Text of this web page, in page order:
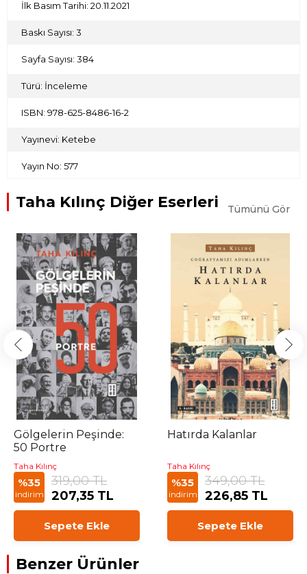
yetinmek durumunda kaldık. Belki onlar, bizim
tecrübelerimizden de çıkaracakları derslerle, kendi
tedbirleri almayı başarırlar.
Tarihi okumaktan ve yazmaktan murat, zaten başka nedir
İlk Basım Tarihi: 20.11.2021
Baskı Sayısı: 3
Sayfa Sayısı: 384
Türü: İnceleme
ISBN: 978-625-8486-16-2
Yayınevi: Ketebe
Yayın No: 577
Taha Kılınç Diğer Eserleri Tümünü Gör
Gölgelerin Peşinde:
50 Portre
Taha Kılınç
%35
indirim
319,00 TL
207,35 TL
Sepete Ekle
Hatırda Kalanlar
Taha Kılınç
%35
indirim
349,00 TL
226,85 TL
Sepete Ekle
Benzer Ürünler